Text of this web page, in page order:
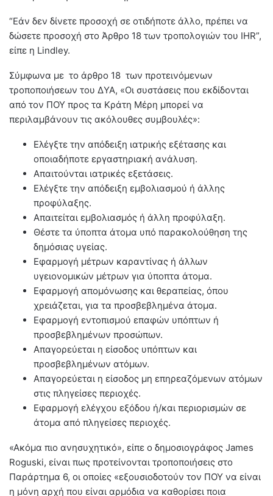
“Εάν δεν δίνετε προσοχή σε οτιδήποτε άλλο, πρέπει να
δώσετε προσοχή στο Άρθρο 18 των τροπολογιών του IHR”,
είπε η Lindley.
Σύμφωνα με το άρθρο 18 των προτεινόμενων
τροποποιήσεων του ΔΥΑ, «Οι συστάσεις που εκδίδονται
από τον ΠΟΥ προς τα Κράτη Μέρη μπορεί να
περιλαμβάνουν τις ακόλουθες συμβουλές»:
Ελέγξτε την απόδειξη ιατρικής εξέτασης και
οποιαδήποτε εργαστηριακή ανάλυση.
Απαιτούνται ιατρικές εξετάσεις.
Ελέγξτε την απόδειξη εμβολιασμού ή άλλης
προφύλαξης.
Απαιτείται εμβολιασμός ή άλλη προφύλαξη.
Θέστε τα ύποπτα άτομα υπό παρακολούθηση της
δημόσιας υγείας.
Εφαρμογή μέτρων καραντίνας ή άλλων
υγειονομικών μέτρων για ύποπτα άτομα.
Εφαρμογή απομόνωσης και θεραπείας, όπου
χρειάζεται, για τα προσβεβλημένα άτομα.
Εφαρμογή εντοπισμού επαφών υπόπτων ή
προσβεβλημένων προσώπων.
Απαγορεύεται η είσοδος υπόπτων και
προσβεβλημένων ατόμων.
Απαγορεύεται η είσοδος μη επηρεαζόμενων ατόμων
στις πληγείσες περιοχές.
Εφαρμογή ελέγχου εξόδου ή/και περιορισμών σε
άτομα από πληγείσες περιοχές.
«Ακόμα πιο ανησυχητικό», είπε ο δημοσιογράφος James
Roguski, είναι πως προτείνονται τροποποιήσεις στο
Παράρτημα 6, οι οποίες «εξουσιοδοτούν τον ΠΟΥ να είναι
η μόνη αρχή που είναι αρμόδια να καθορίσει ποια